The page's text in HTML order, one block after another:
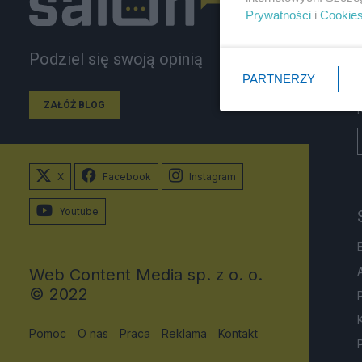
Podziel się swoją opinią
ZAŁÓŻ BLOG
X Facebook Instagram
Youtube
Web Content Media sp. z o. o.
© 2022
Pomoc O nas Praca Reklama Kontakt
Prywatności i Cookies
PARTNERZY